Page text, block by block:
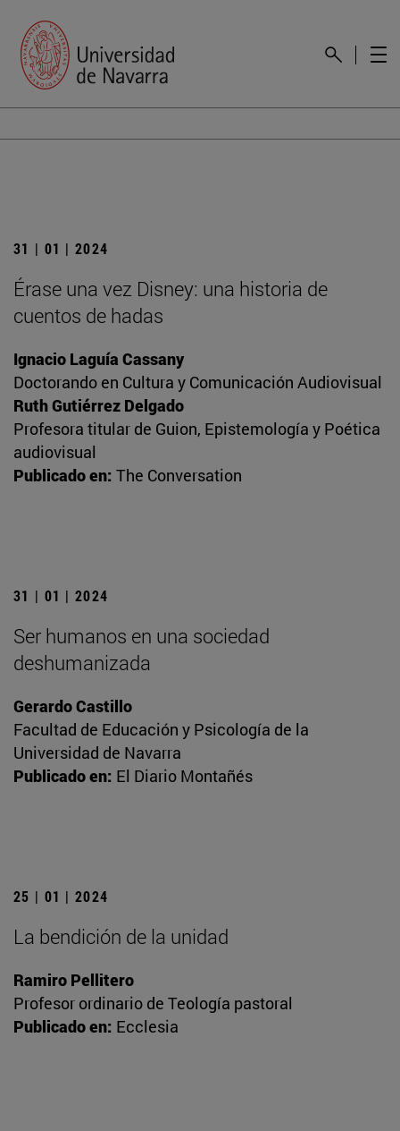
31 | 01 | 2024
Érase una vez Disney: una historia de
cuentos de hadas
Ignacio Laguía Cassany
Doctorando en Cultura y Comunicación Audiovisual
Ruth Gutiérrez Delgado
Profesora titular de Guion, Epistemología y Poética
audiovisual
Publicado en: The Conversation
31 | 01 | 2024
Ser humanos en una sociedad
deshumanizada
Gerardo Castillo
Facultad de Educación y Psicología de la
Universidad de Navarra
Publicado en: El Diario Montañés
25 | 01 | 2024
La bendición de la unidad
Ramiro Pellitero
Profesor ordinario de Teología pastoral
Publicado en: Ecclesia